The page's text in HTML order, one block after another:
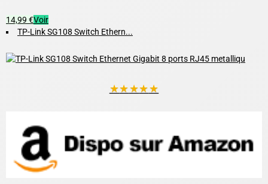
14,99 €Voir
TP-Link SG108 Switch Ethern...
★★★★★